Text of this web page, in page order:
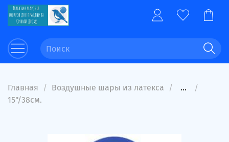
Главная Воздушные шары из латекса
...
15"/38см.